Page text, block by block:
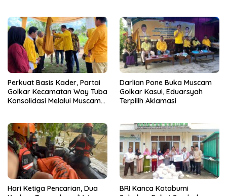
Perkuat Basis Kader, Partai
Golkar Kecamatan Way Tuba
Konsolidasi Melalui Muscam
Darlian Pone Buka Muscam
Golkar Kasui, Eduarsyah
Terpilih Aklamasi
Hari Ketiga Pencarian, Dua
BRI Kanca Kotabumi